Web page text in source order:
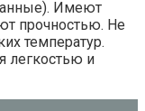
Имеют
прочностью. Не
температур.
легкостью и